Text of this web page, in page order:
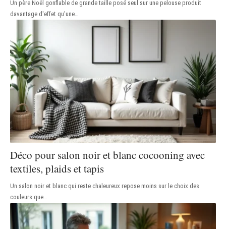
Un père Noël gonflable de grande taille posé seul sur une pelouse produit
davantage d'effet qu'une…
Déco pour salon noir et blanc cocooning avec
textiles, plaids et tapis
Un salon noir et blanc qui reste chaleureux repose moins sur le choix des
couleurs que